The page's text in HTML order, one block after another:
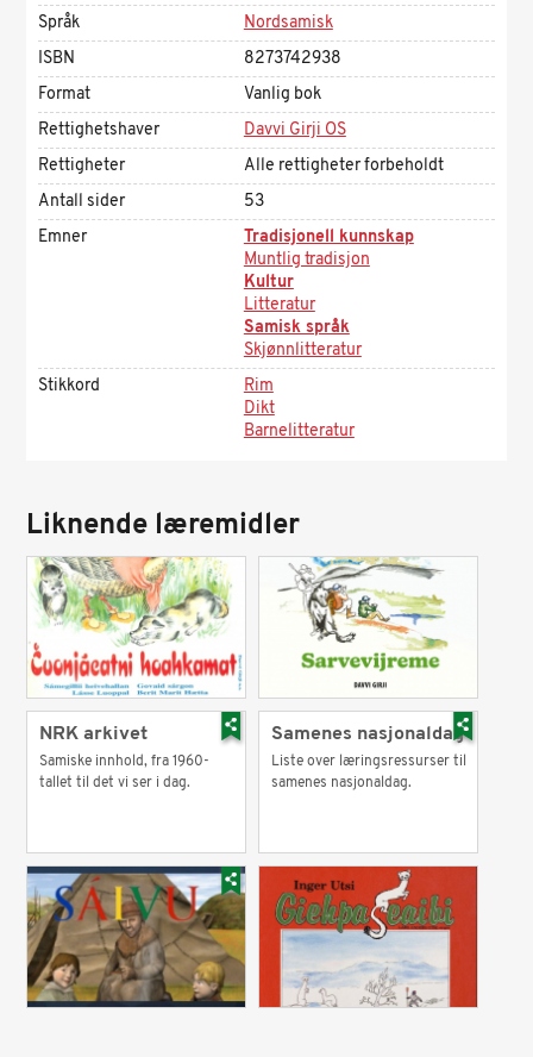
Språk
Nordsamisk
ISBN
8273742938
Format
Vanlig bok
Rettighetshaver
Davvi Girji OS
Rettigheter
Alle rettigheter forbeholdt
Antall sider
53
Emner
Tradisjonell kunnskap
Muntlig tradisjon
Kultur
Litteratur
Samisk språk
Skjønnlitteratur
Stikkord
Rim
Dikt
Barnelitteratur
Liknende læremidler
NRK arkivet
Samiske innhold, fra 1960-
tallet til det vi ser i dag.
Samenes nasjonaldag
Liste over læringsressurser til
samenes nasjonaldag.